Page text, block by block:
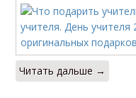
Читать дальше →